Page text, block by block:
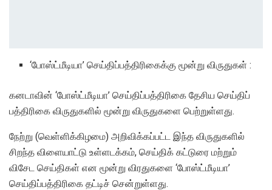
‘போஸ்ட்மீடியா’ செய்திப்பத்திரிகைக்கு மூன்று விருதுகள் :
கனடாவின் ‘போஸ்ட்மீடியா’ செய்திப்பத்திரிகை தேசிய செய்திப்
பத்திரிகை விருதுகளில் மூன்று விருதுகளை பெற்றுள்ளது.
நேற்று (வெள்ளிக்கிழமை) அறிவிக்கப்பட்ட இந்த விருதுகளில்
சிறந்த விளையாட்டு உள்ளடக்கம், செய்திக் கட்டுரை மற்றும்
விசேட செய்திகள் என மூன்று விரதுகளை ‘போஸ்ட்மீடியா’
செய்திப்பத்திரிகை தட்டிச் சென்றுள்ளது.